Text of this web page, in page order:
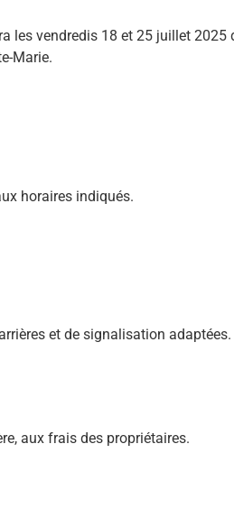
les vendredis 18 et 25 juillet
Marie.
horaires indiqués.
et de signalisation adaptées.
aux frais des propriétaires.